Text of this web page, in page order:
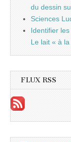
du dessin
Sciences
Identifier
Le lait « à
FLUX RSS